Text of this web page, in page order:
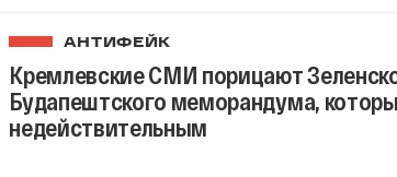
АНТИФЕЙК
Кремлевские СМИ порицают
Будапештского меморандума,
недействительным